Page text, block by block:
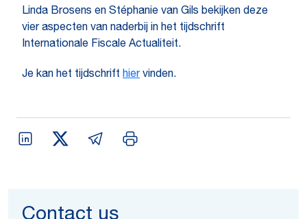
Linda Brosens en Stéphanie van Gils bekijken deze
vier aspecten van naderbij in het tijdschrift
Internationale Fiscale Actualiteit.
Je kan het tijdschrift hiervinden.